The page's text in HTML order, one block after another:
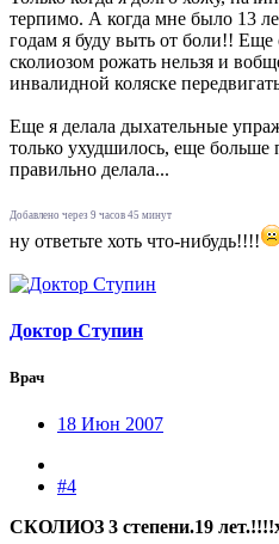
терпимо. А когда мне было 13
годам я буду выть от боли!! Еще
сколиозом рожать нельзя и
инвалидной коляске
Еще я делала дыхательные
только ухудшилось, еще
правильно делала...
Добавлено через 9 часов 45 минут
ну ответьте хоть что-нибудь!!!!
Доктор Ступин
Врач
18 Июн 2007
#4
СКОЛИОЗ 3 степени.19